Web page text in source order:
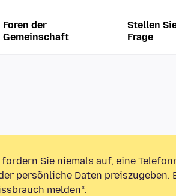
Foren der
Gemeinschaft
Stellen
Frage
Sie niemals auf, eine
persönliche Daten
melden“.